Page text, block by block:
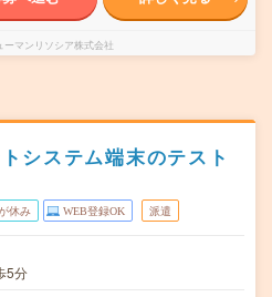
ーマンリソシア株式会社
システム端末のテスト
休み WEB登録OK 派遣
5分